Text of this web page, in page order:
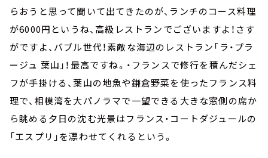
らおうと思って聞いて出てきたのが、ランチのコース料理
が6000円というね、高級レストランでございますよ！さす
がですよ、バブル世代！素敵な海辺のレストラン「ラ・プラ
ージュ 葉山」！最高ですね。・フランスで修行を積んだシェ
フが手掛ける、葉山の地魚や鎌倉野菜を使ったフランス料
理で、相模湾を大パノラマで一望できる大きな窓側の席か
ら眺める夕日の沈む光景はフランス・コートダジュールの
「エスプリ」を漂わせてくれるという。